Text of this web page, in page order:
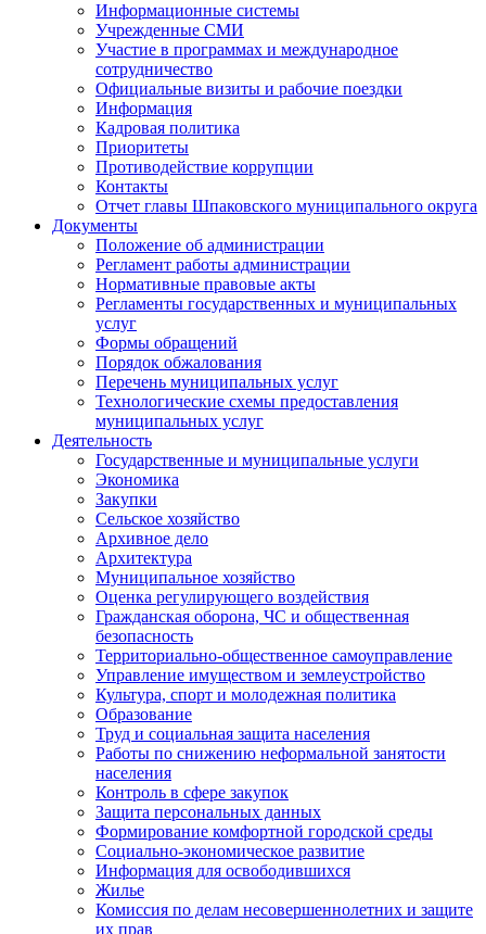
Информационные системы
Учрежденные СМИ
Участие в программах и международное
сотрудничество
Официальные визиты и рабочие поездки
Информация
Кадровая политика
Приоритеты
Противодействие коррупции
Контакты
Отчет главы Шпаковского муниципального округа
Документы
Положение об администрации
Регламент работы администрации
Нормативные правовые акты
Регламенты государственных и муниципальных
услуг
Формы обращений
Порядок обжалования
Перечень муниципальных услуг
Технологические схемы предоставления
муниципальных услуг
Деятельность
Государственные и муниципальные услуги
Экономика
Закупки
Сельское хозяйство
Архивное дело
Архитектура
Муниципальное хозяйство
Оценка регулирующего воздействия
Гражданская оборона, ЧС и общественная
безопасность
Территориально-общественное самоуправление
Управление имуществом и землеустройство
Культура, спорт и молодежная политика
Образование
Труд и социальная защита населения
Работы по снижению неформальной занятости
населения
Контроль в сфере закупок
Защита персональных данных
Формирование комфортной городской среды
Социально-экономическое развитие
Информация для освободившихся
Жилье
Комиссия по делам несовершеннолетних и защите
их прав